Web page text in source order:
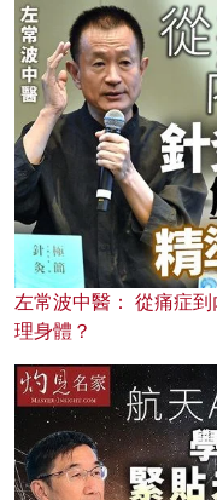
左常波中醫： 從痛症
理身體？